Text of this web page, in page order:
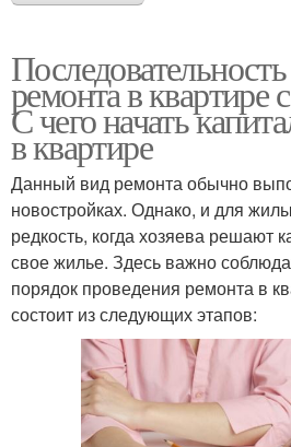
ремонта в квартире
С чего начать
в квартире
Данный вид ремонта обычно
новостройках. Однако, и для
редкость, когда хозяева решают
свое жилье. Здесь важно
порядок проведения ремонта в
состоит из следующих этапов: